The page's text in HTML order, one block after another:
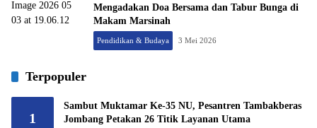
Mengadakan Doa Bersama dan Tabur Bunga di
Makam Marsinah
Pendidikan & Budaya 3 Mei 2026
Terpopuler
1
Sambut Muktamar Ke-35 NU, Pesantren Tambakberas
Jombang Petakan 26 Titik Layanan Utama